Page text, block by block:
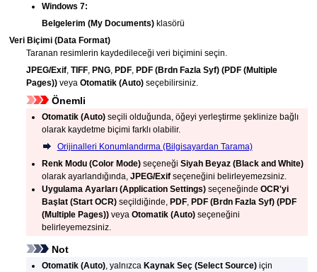
Windows 7:
Belgelerim (My Documents) klasörü
Veri Biçimi (Data Format)
Taranan resimlerin kaydedileceği veri biçimini seçin.
JPEG/Exif ,TIFF ,PNG ,PDF ,PDF (Brdn Fazla Syf) (PDF (Multiple
Pages)) veyaOtomatik (Auto) seçebilirsiniz.
Önemli
Otomatik (Auto) seçili olduğunda, öğeyi yerleştirme şeklinize bağlı
olarak kaydetme biçimi farklı olabilir.
Orijinalleri Konumlandırma (Bilgisayardan Tarama)
Renk Modu (Color Mode) seçeneğiSiyah Beyaz (Black and White)
olarak ayarlandığında,JPEG/Exif seçeneğini belirleyemezsiniz.
Uygulama Ayarları (Application Settings) seçeneğindeOCR'yi
Başlat (Start OCR) seçildiğinde,PDF ,PDF (Brdn Fazla Syf) (PDF
(Multiple Pages)) veyaOtomatik (Auto) seçeneğini
belirleyemezsiniz.
Not
Otomatik (Auto), yalnızca Kaynak Seç (Select Source) için